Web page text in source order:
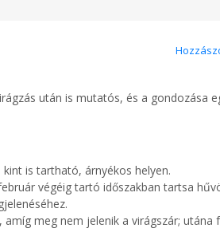
után is mutatós, és a gondozása
is tartható, árnyékos helyen.
végéig tartó időszakban tartsa
meg nem jelenik a virágszár; utána